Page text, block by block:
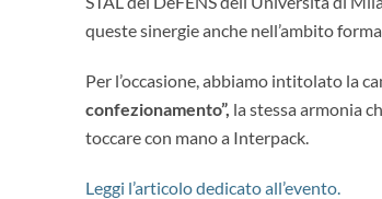
queste sinergie anche nell’ambito
Per l’occasione, abbiamo intitolato la
confezionamento”, la stessa armonia
toccare con mano a Interpack.
Leggi l’articolo dedicato all’evento.